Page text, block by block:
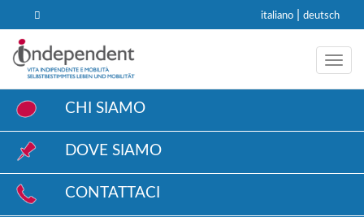
italiano deutsch
CHI SIAMO
DOVE SIAMO
CONTATTACI